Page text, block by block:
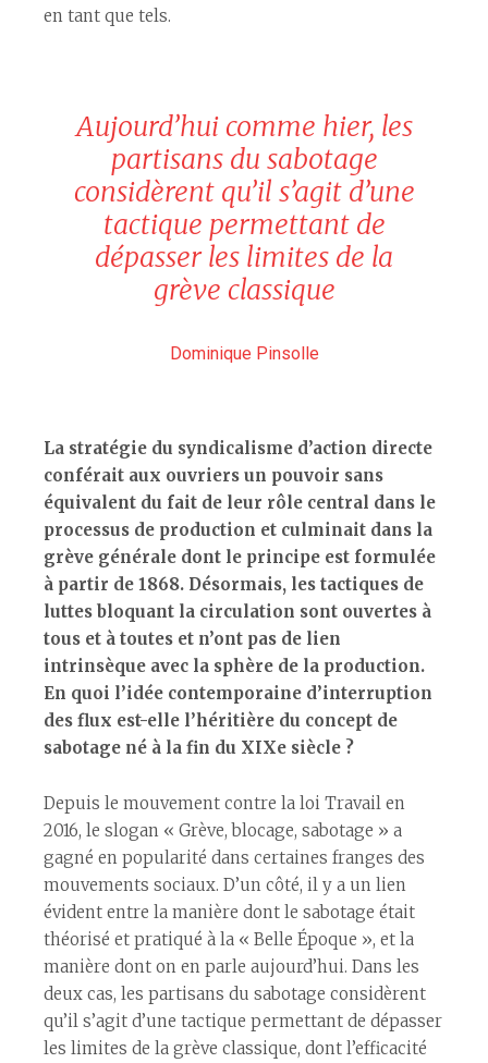
en tant que tels.
Aujourd’hui comme hier, les
partisans du sabotage
considèrent qu’il s’agit d’une
tactique permettant de
dépasser les limites de la
grève classique
Dominique Pinsolle
La stratégie du syndicalisme d’action directe
conférait aux ouvriers un pouvoir sans
équivalent du fait de leur rôle central dans le
processus de production et culminait dans la
grève générale dont le principe est formulée
à partir de 1868. Désormais, les tactiques de
luttes bloquant la circulation sont ouvertes à
tous et à toutes et n’ont pas de lien
intrinsèque avec la sphère de la production.
En quoi l’idée contemporaine d’interruption
des flux est-elle l’héritière du concept de
sabotage né à la fin du XIXe siècle ?
Depuis le mouvement contre la loi Travail en
2016, le slogan « Grève, blocage, sabotage » a
gagné en popularité dans certaines franges des
mouvements sociaux. D’un côté, il y a un lien
évident entre la manière dont le sabotage était
théorisé et pratiqué à la « Belle Époque », et la
manière dont on en parle aujourd’hui. Dans les
deux cas, les partisans du sabotage considèrent
qu’il s’agit d’une tactique permettant de dépasser
les limites de la grève classique, dont l’efficacité